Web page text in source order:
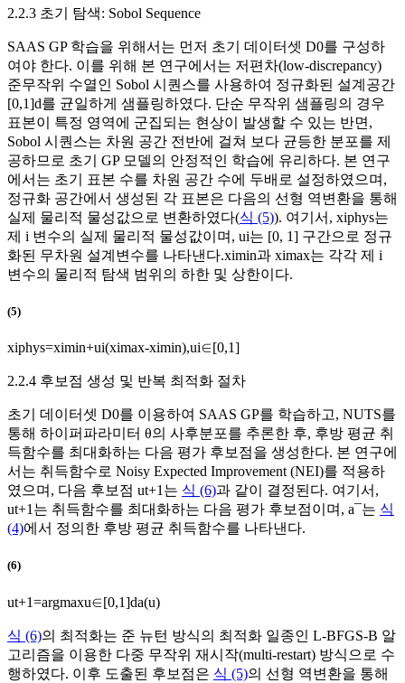
2.2.3 초기 탐색: Sobol Sequence
SAAS GP 학습을 위해서는 먼저 초기 데이터셋 D0를 구성하
여야 한다. 이를 위해 본 연구에서는 저편차(low-discrepancy)
준무작위 수열인 Sobol 시퀀스를 사용하여 정규화된 설계공간
[0,1]d를 균일하게 샘플링하였다. 단순 무작위 샘플링의 경우
표본이 특정 영역에 군집되는 현상이 발생할 수 있는 반면,
Sobol 시퀀스는 차원 공간 전반에 걸쳐 보다 균등한 분포를 제
공하므로 초기 GP 모델의 안정적인 학습에 유리하다. 본 연구
에서는 초기 표본 수를 차원 공간 수에 두배로 설정하였으며,
정규화 공간에서 생성된 각 표본은 다음의 선형 역변환을 통해
실제 물리적 물성값으로 변환하였다(식 (5)). 여기서, xiphys는
제 i 변수의 실제 물리적 물성값이며, ui는 [0, 1] 구간으로 정규
화된 무차원 설계변수를 나타낸다.ximin과 ximax는 각각 제 i
변수의 물리적 탐색 범위의 하한 및 상한이다.
(5)
xiphys=ximin+ui(ximax-ximin),ui∈[0,1]
2.2.4 후보점 생성 및 반복 최적화 절차
초기 데이터셋 D0를 이용하여 SAAS GP를 학습하고, NUTS를
통해 하이퍼파라미터 θ의 사후분포를 추론한 후, 후방 평균 취
득함수를 최대화하는 다음 평가 후보점을 생성한다. 본 연구에
서는 취득함수로 Noisy Expected Improvement (NEI)를 적용하
였으며, 다음 후보점 ut+1 는 식 (6)과 같이 결정된다. 여기서,
ut+1 는 취득함수를 최대화하는 다음 평가 후보점이며, a¯는 식
(4)에서 정의한 후방 평균 취득함수를 나타낸다.
(6)
ut+1=argmaxu∈[0,1]da(u)
식 (6)의 최적화는 준 뉴턴 방식의 최적화 일종인 L-BFGS-B 알
고리즘을 이용한 다중 무작위 재시작(multi-restart) 방식으로 수
행하였다. 이후 도출된 후보점은 식 (5)의 선형 역변환을 통해